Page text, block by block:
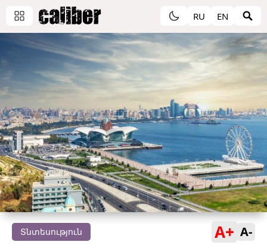
RU EN
Տնտեսություն A+ A-